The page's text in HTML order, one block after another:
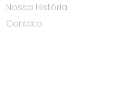
Nossa História
Contato